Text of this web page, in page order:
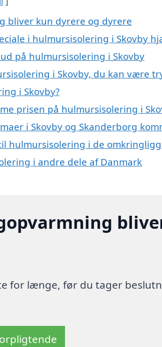
bliver kun dyrere og dyrere
i hulmursisolering i Skovby
på hulmursisolering i Skovby
i Skovby, du kan være
i Skovby?
prisen på hulmursisolering i
i Skovby og Skanderborg
hulmursisolering i de
i andre dele af Danmark
for længe, før du tager